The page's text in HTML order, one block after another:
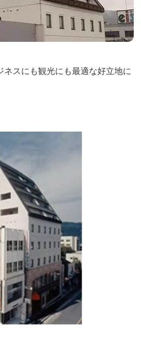
スにも観光にも最適な好立地に